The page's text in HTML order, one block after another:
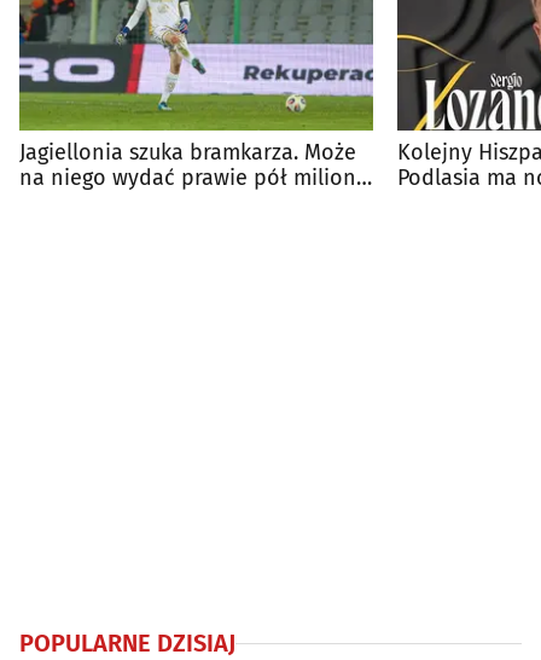
Jagiellonia szuka bramkarza. Może
na niego wydać prawie pół miliona
Kolejny
Podlasia ma
POPULARNE DZISIAJ